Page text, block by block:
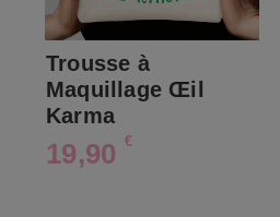
Trousse à
Maquillage Œil
Karma
19,90 €